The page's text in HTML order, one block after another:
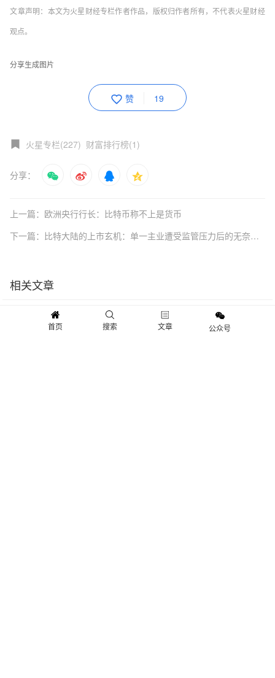
文章声明：本文为火星财经专栏作者作品，版权归作者所有，不代表火星财经
观点。
分享生成图片
赞 19
火星专栏(227) 财富排行榜(1)
分享：
上一篇：欧洲央行行长：比特币称不上是货币
下一篇：比特大陆的上市玄机：单一主业遭受监管压力后的无奈之举
相关文章
首页 搜索 文章 公众号